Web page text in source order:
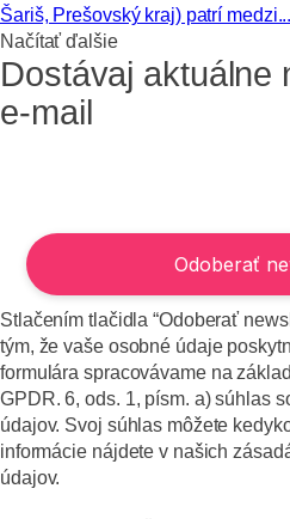
Šariš, Prešovský kraj) patrí medzi...
Načítať ďalšie
Dostávaj aktuálne
e-mail
Stlačením tlačidla “Odoberať
tým, že vaše osobné údaje
formulára spracovávame na
GPDR. 6, ods. 1, písm. a) súhlas
údajov. Svoj súhlas môžete
informácie nájdete v našich
údajov.